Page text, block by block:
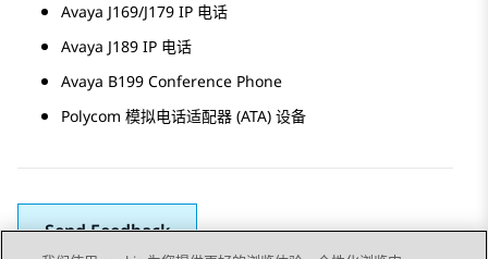
Avaya J169/J179 IP 电话
Avaya J189 IP 电话
Avaya B199 Conference Phone
Polycom 模拟电话适配器 (ATA) 设备
Send Feedback